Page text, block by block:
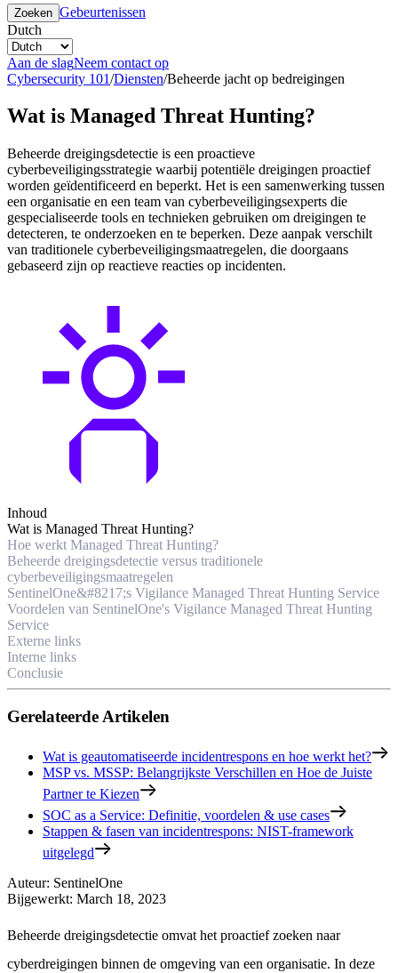
Zoeken Gebeurtenissen
Dutch
Aan de slagNeem contact op
Cybersecurity 101/Diensten/Beheerde jacht op bedreigingen
Wat is Managed Threat Hunting?
Beheerde dreigingsdetectie is een proactieve
cyberbeveiligingsstrategie waarbij potentiële dreigingen proactief
worden geïdentificeerd en beperkt. Het is een samenwerking tussen
een organisatie en een team van cyberbeveiligingsexperts die
gespecialiseerde tools en technieken gebruiken om dreigingen te
detecteren, te onderzoeken en te beperken. Deze aanpak verschilt
van traditionele cyberbeveiligingsmaatregelen, die doorgaans
gebaseerd zijn op reactieve reacties op incidenten.
Inhoud
Wat is Managed Threat Hunting?
Hoe werkt Managed Threat Hunting?
Beheerde dreigingsdetectie versus traditionele
cyberbeveiligingsmaatregelen
SentinelOne&#8217;s Vigilance Managed Threat Hunting Service
Voordelen van SentinelOne's Vigilance Managed Threat Hunting
Service
Externe links
Interne links
Conclusie
Gerelateerde Artikelen
Wat is geautomatiseerde incidentrespons en hoe werkt het?
MSP vs. MSSP: Belangrijkste Verschillen en Hoe de Juiste
Partner te Kiezen
SOC as a Service: Definitie, voordelen & use cases
Stappen & fasen van incidentrespons: NIST-framework
uitgelegd
Auteur: SentinelOne
Bijgewerkt: March 18, 2023
Beheerde dreigingsdetectie omvat het proactief zoeken naar
cyberdreigingen binnen de omgeving van een organisatie. In deze